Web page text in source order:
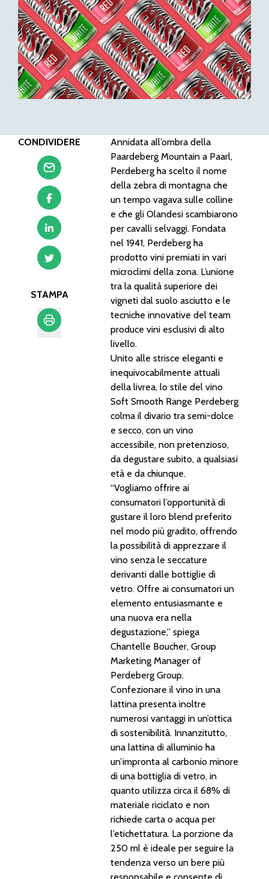
CONDIVIDERE
STAMPA
Annidata all’ombra della
Paardeberg Mountain a Paarl,
Perdeberg ha scelto il nome
della zebra di montagna che
un tempo vagava sulle colline
e che gli Olandesi scambiarono
per cavalli selvaggi. Fondata
nel 1941, Perdeberg ha
prodotto vini premiati in vari
microclimi della zona. L’unione
tra la qualità superiore dei
vigneti dal suolo asciutto e le
tecniche innovative del team
produce vini esclusivi di alto
livello.
Unito alle strisce eleganti e
inequivocabilmente attuali
della livrea, lo stile del vino
Soft Smooth Range Perdeberg
colma il divario tra semi-dolce
e secco, con un vino
accessibile, non pretenzioso,
da degustare subito, a qualsiasi
età e da chiunque.
“Vogliamo offrire ai
consumatori l’opportunità di
gustare il loro blend preferito
nel modo più gradito, offrendo
la possibilità di apprezzare il
vino senza le seccature
derivanti dalle bottiglie di
vetro. Offre ai consumatori un
elemento entusiasmante e
una nuova era nella
degustazione,” spiega
Chantelle Boucher, Group
Marketing Manager of
Perdeberg Group.
Confezionare il vino in una
lattina presenta inoltre
numerosi vantaggi in un’ottica
di sostenibilità. Innanzitutto,
una lattina di alluminio ha
un’impronta al carbonio minore
di una bottiglia di vetro, in
quanto utilizza circa il 68% di
materiale riciclato e non
richiede carta o acqua per
l’etichettatura. La porzione da
250 ml è ideale per seguire la
tendenza verso un bere più